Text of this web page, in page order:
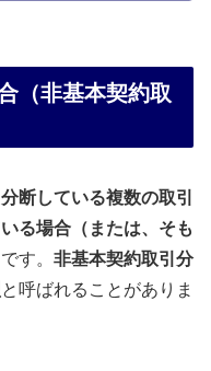
（非基本契約取
断している複数の取引
る場合（または、そも
す。 非基本契約取引分
と呼ばれることがありま